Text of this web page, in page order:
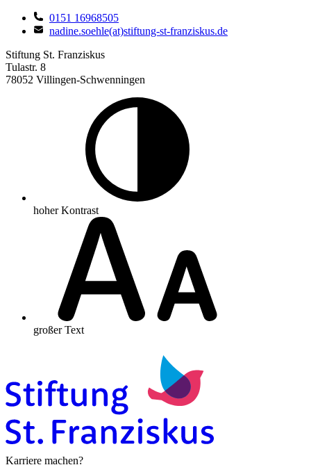
0151 16968505
nadine.soehle(at)stiftung-st-franziskus.de
Stiftung St. Franziskus
Tulastr. 8
78052 Villingen-Schwenningen
hoher Kontrast
großer Text
Karriere machen?